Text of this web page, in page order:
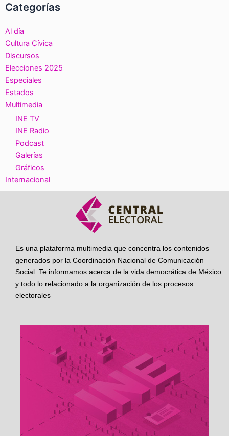
Categorías
Al día
Cultura Cívica
Discursos
Elecciones 2025
Especiales
Estados
Multimedia
INE TV
INE Radio
Podcast
Galerías
Gráficos
Internacional
Es una plataforma multimedia que concentra los contenidos
generados por la Coordinación Nacional de Comunicación
Social. Te informamos acerca de la vida democrática de México
y todo lo relacionado a la organización de los procesos
electorales